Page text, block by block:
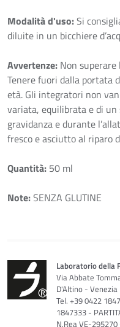
Modalità d'uso:Si
diluite in un bicchiere
Avvertenze: Non
Tenere fuori dalla portata
età. Gli integratori non
variata, equilibrata e di
gravidanza e durante
fresco e asciutto al riparo
Quantità: 50 ml
Note:SENZA GLUTINE
Laboratorio della
Via Abbate
D'Altino - Venezia
Tel. +39 0422
1847333 -
N.Rea VE-